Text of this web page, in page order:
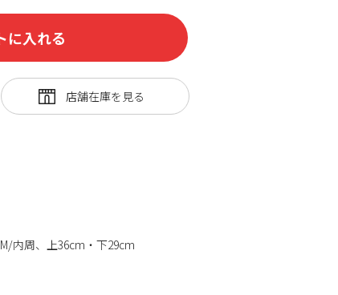
に入れる
内周、上36cm・下29cm